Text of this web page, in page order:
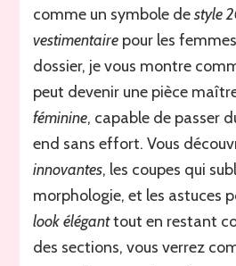
comme un symbole destyle
vestimentaire pour les
dossier, je vous montre
peut devenir une pièce
féminine, capable de passer
end sans effort. Vous
innovantes, les coupes qui
morphologie, et les astuces
look éléganttout en restant
des sections, vous verrez